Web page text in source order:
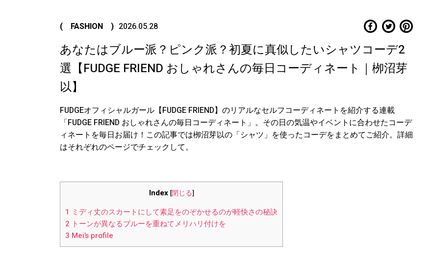
( FASHION ) 2026.05.28
あなたはブルー派？ピンク派？初夏に真似したいシャツコーデ2
選【FUDGE FRIEND おしゃれさんの毎日コーディネート｜栁沼芽
以】
FUDGEオフィシャルガール【FUDGE FRIEND】のリアルなセルフコーディネートを紹介する連載
「FUDGE FRIEND おしゃれさんの毎日コーディネート」。その日の気温やイベントに合わせたコーデ
ィネートを毎日お届け！この記事では栁沼芽以の「シャツ」を使ったコーデをまとめてご紹介。詳細
はそれぞれのページでチェックして。
Index [閉じる]
1 ミディ丈のスカートにして素足をのぞかせるのが軽快さの秘訣
2 トーンが異なるブルーを重ねてメリハリ付けを
3 Mei’s profile